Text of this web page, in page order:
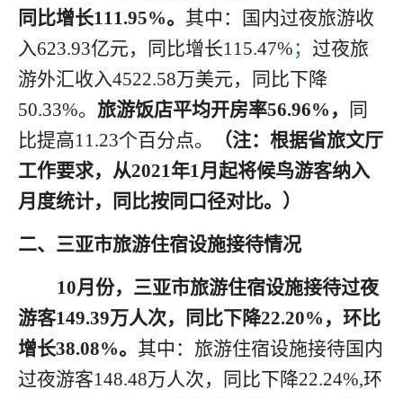
同比增长111.95%。 其中：国内过夜旅游收
入623.93亿元，同比增长115.47%； 过夜旅
游外汇收入4522.58万美元，同比下降
50.33%。 旅游饭店平均开房率56.96%，
同
比提高11.23个百分点。
（注：根据省旅文厅
工作要求，从2021年1月起将候鸟游客纳入
月度统计，同比按同口径对比。）
二、三亚市旅游住宿设施接待情况
10月 份，三亚市旅游住宿设施接待过夜
游客149.39万人次，同比下降22.20% ，环比
增长38.08%。 其中：旅游住宿设施接待国内
过夜游客148.48万人次，同比下降22.24%,环